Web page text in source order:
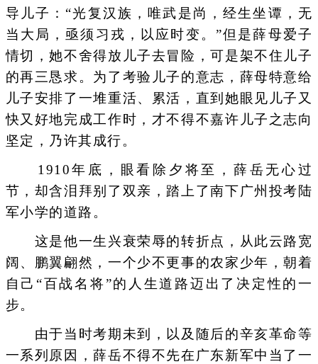
导儿子：“光复汉族，唯武是尚，经生坐谭，无
当大局，亟须习戎，以应时变。”但是薛母爱子
情切，她不舍得放儿子去冒险，可是架不住儿子
的再三恳求。为了考验儿子的意志，薛母特意给
儿子安排了一堆重活、累活，直到她眼见儿子又
快又好地完成工作时，才不得不嘉许儿子之志向
坚定，乃许其成行。
1910年底，眼看除夕将至，薛岳无心过
节，却含泪拜别了双亲，踏上了南下广州投考陆
军小学的道路。
这是他一生兴衰荣辱的转折点，从此云路宽
阔、鹏翼翩然，一个少不更事的农家少年，朝着
自己“百战名将”的人生道路迈出了决定性的一
步。
由于当时考期未到，以及随后的辛亥革命等
一系列原因，薛岳不得不先在广东新军中当了一